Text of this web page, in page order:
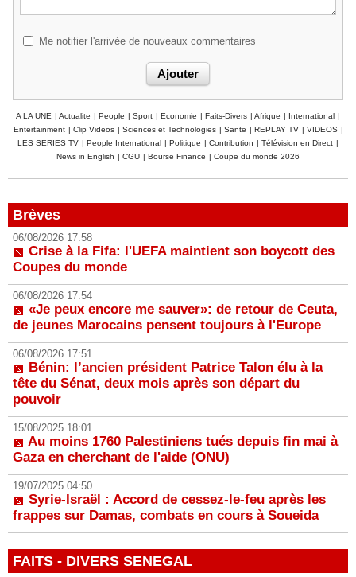
Me notifier l'arrivée de nouveaux commentaires
A LA UNE | Actualite | People | Sport | Economie | Faits-Divers | Afrique | International |
Entertainment | Clip Videos | Sciences et Technologies | Sante | REPLAY TV | VIDEOS |
LES SERIES TV | People International | Politique | Contribution | Télévision en Direct |
News in English | CGU | Bourse Finance | Coupe du monde 2026
Brèves
06/08/2026 17:58
Crise à la Fifa: l'UEFA maintient son boycott des
Coupes du monde
06/08/2026 17:54
«Je peux encore me sauver»: de retour de Ceuta,
de jeunes Marocains pensent toujours à l'Europe
06/08/2026 17:51
Bénin: l’ancien président Patrice Talon élu à la
tête du Sénat, deux mois après son départ du
pouvoir
15/08/2025 18:01
Au moins 1760 Palestiniens tués depuis fin mai à
Gaza en cherchant de l'aide (ONU)
19/07/2025 04:50
Syrie-Israël : Accord de cessez-le-feu après les
frappes sur Damas, combats en cours à Soueida
FAITS - DIVERS SENEGAL